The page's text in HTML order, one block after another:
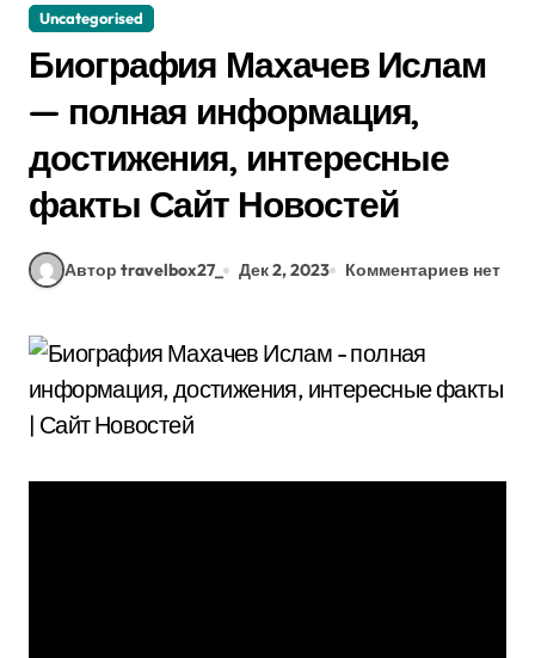
Uncategorised
Биография Махачев Ислам
— полная информация,
достижения, интересные
факты Сайт Новостей
Автор travelbox27_ Дек 2, 2023 Комментариев нет